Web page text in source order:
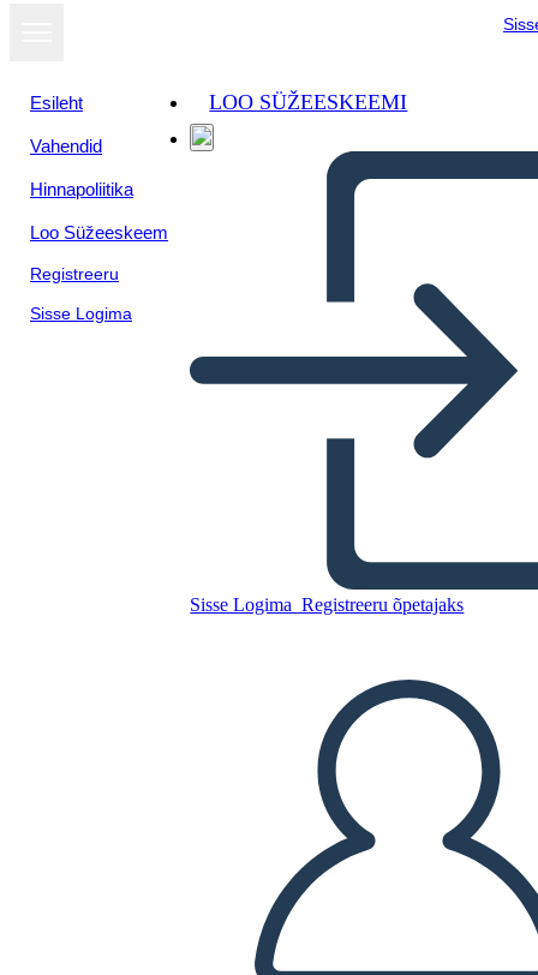
Esileht
Vahendid
Hinnapoliitika
Loo Süžeeskeem
Registreeru
Sisse Logima
LOO SÜŽEESKEEMI
Sisse Logima Registreeru õpetajaks
Štvorce Pracovného Listu
LUUA STORYBOARD
ESITA SLAIDIESITLUST
LOE MULLE
Kuva
slaidiseansina